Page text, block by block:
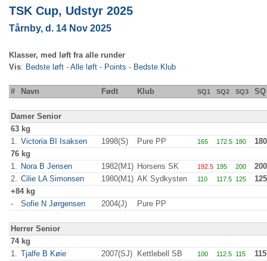
TSK Cup, Udstyr 2025
Tårnby, d. 14 Nov 2025
Klasser, med løft fra alle runder
Vis: Bedste løft - Alle løft - Points - Bedste Klub
# Navn Født Klub SQ1 SQ2 SQ3 SQ
Damer Senior
63 kg
1. Victoria BI Isaksen 1998(S) Pure PP 165 172.5 180
180
76 kg
1. Nora B Jensen 1982(M1) Horsens SK 192.5 195 200
200
2. Cilie LA Simonsen 1980(M1) AK Sydkysten 110 117.5 125
125
+84 kg
-
Sofie N Jørgensen 2004(J) Pure PP
Herrer Senior
74 kg
1. Tjalfe B Køie 2007(SJ) Kettlebell SB 100 112.5 115
115